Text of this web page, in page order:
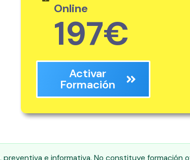
Online
197€
Activar
Formación
e informativa. No constituye formación